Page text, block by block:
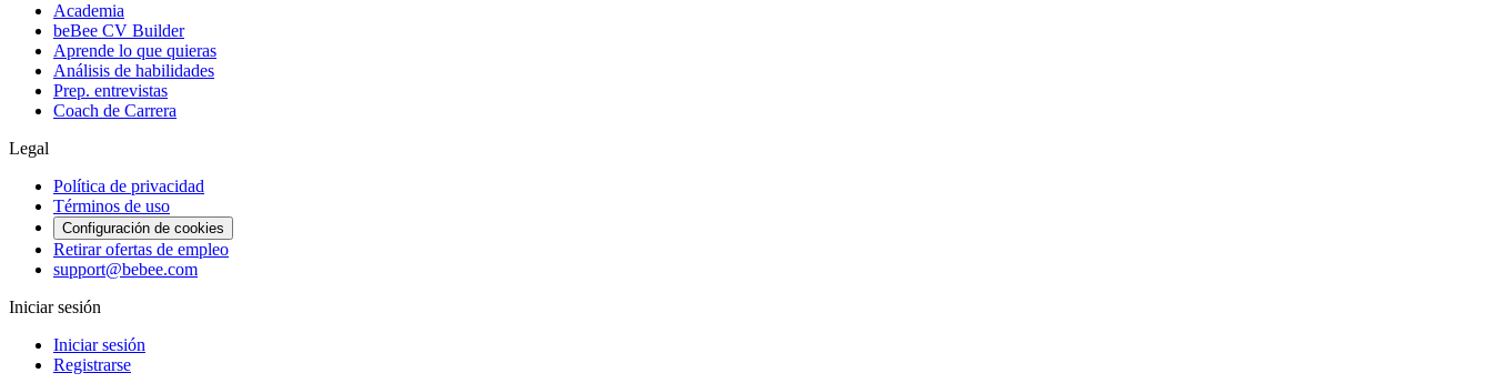
Academia
beBee CV Builder
Aprende lo que quieras
Análisis de habilidades
Prep. entrevistas
Coach de Carrera
Legal
Política de privacidad
Términos de uso
Configuración de cookies
Retirar ofertas de empleo
support@bebee.com
Iniciar sesión
Iniciar sesión
Registrarse